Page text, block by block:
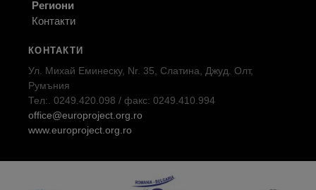
Региони
Контакти
КОНТАКТИ
Ул. Михай Еминеску, Nr. 35, Слатина, Джуд. Олт,
Румъния
Тел:. 0249.420.098 / факс: 0249.410.994
office@europroject.org.ro
www.europroject.org.ro